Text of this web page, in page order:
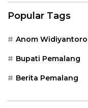
Popular Tags
Anom Widiyantoro
Bupati Pemalang
Berita Pemalang